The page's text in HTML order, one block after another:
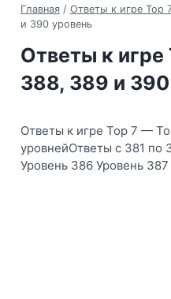
Главная / Ответы к игре Top
и 390 уровень
Ответы к игре
388, 389 и
Ответы к игре Top 7 —
уровнейОтветы с 381 по
Уровень 386 Уровень